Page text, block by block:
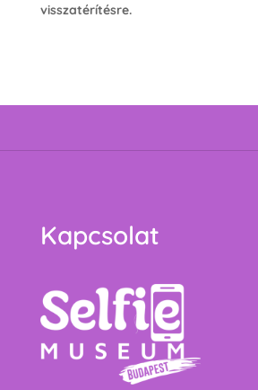
visszatérítésre.
Kapcsolat